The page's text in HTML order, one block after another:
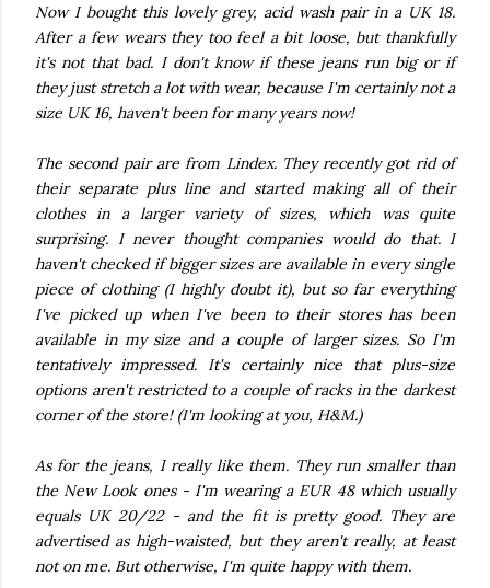
Now I bought this lovely grey, acid wash pair in a UK 18.
After a few wears they too feel a bit loose, but thankfully
it's not that bad. I don't know if these jeans run big or if
they just stretch a lot with wear, because I'm certainly not a
size UK 16, haven't been for many years now!
The second pair are from Lindex. They recently got rid of
their separate plus line and started making all of their
clothes in a larger variety of sizes, which was quite
surprising. I never thought companies would do that. I
haven't checked if bigger sizes are available in every single
piece of clothing (I highly doubt it), but so far everything
I've picked up when I've been to their stores has been
available in my size and a couple of larger sizes. So I'm
tentatively impressed. It's certainly nice that plus-size
options aren't restricted to a couple of racks in the darkest
corner of the store! (I'm looking at you, H&M.)
As for the jeans, I really like them. They run smaller than
the New Look ones - I'm wearing a EUR 48 which usually
equals UK 20/22 - and the fit is pretty good. They are
advertised as high-waisted, but they aren't really, at least
not on me. But otherwise, I'm quite happy with them.